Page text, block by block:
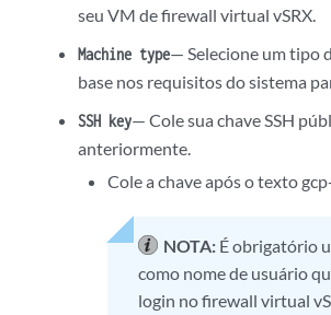
seu VM de firewall virtual vSRX.
Machine type— Selecione um tipo
base nos requisitos do sistema
SSH key— Cole sua chave SSH
anteriormente.
Cole a chave após o texto
NOTA: É obrigatório
como nome de usuário
login no firewall virtual